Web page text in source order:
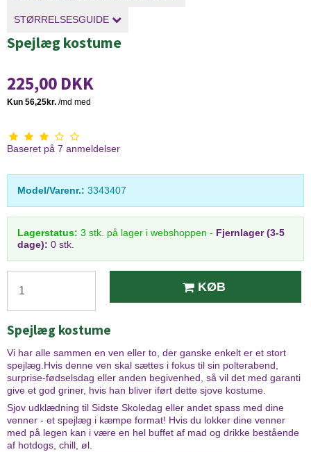
STØRRELSESGUIDE
Spejlæg kostume
225,00 DKK
Baseret på 7 anmeldelser
Model/Varenr.: 3343407
Lagerstatus: 3 stk. på lager i webshoppen - Fjernlager (3-5
dage): 0 stk.
KØB
Spejlæg kostume
Vi har alle sammen en ven eller to, der ganske enkelt er et stort
spejlæg.Hvis denne ven skal sættes i fokus til sin polterabend,
surprise-fødselsdag eller anden begivenhed, så vil det med garanti
give et god griner, hvis han bliver iført dette sjove kostume.
Sjov udklædning til Sidste Skoledag eller andet spass med dine
venner - et spejlæg i kæmpe format! Hvis du lokker dine venner
med på legen kan i være en hel buffet af mad og drikke bestående
af hotdogs, chill, øl.